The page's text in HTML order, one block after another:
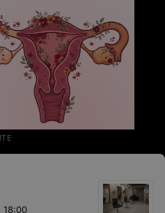
врача нужного
когда специалист не
но и может направить к
Я уже активно
18:00